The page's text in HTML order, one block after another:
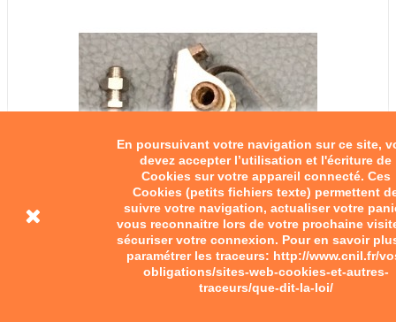
En poursuivant votre navigation sur ce site,
devez accepter l’utilisation et l'écriture de
Cookies sur votre appareil connecté. Ces
Cookies (petits fichiers texte) permettent
suivre votre navigation, actualiser votre
vous reconnaitre lors de votre prochaine
sécuriser votre connexion. Pour en savoir
paramétrer les traceurs: http://www.cnil.fr/
obligations/sites-web-cookies-et-autres-
traceurs/que-dit-la-loi/